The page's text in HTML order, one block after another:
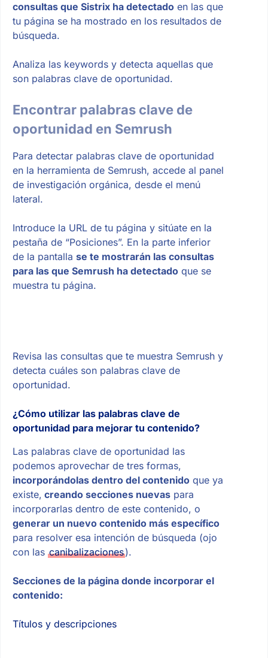
consultas que Sistrix ha detectadoen las que
tu página se ha mostrado en los resultados de
búsqueda.
Analiza las keywords y detecta aquellas que
son palabras clave de oportunidad.
Encontrar palabras clave de
oportunidad en Semrush
Para detectar palabras clave de oportunidad
en la herramienta de Semrush, accede al panel
de investigación orgánica, desde el menú
lateral.
Introduce la URL de tu página y sitúate en la
pestaña de “Posiciones”. En la parte inferior
de la pantalla se te mostrarán las consultas
para las que Semrush ha detectadoque se
muestra tu página.
Revisa las consultas que te muestra Semrush y
detecta cuáles son palabras clave de
oportunidad.
¿Cómo utilizar las palabras clave de
oportunidad para mejorar tu contenido?
Las palabras clave de oportunidad las
podemos aprovechar de tres formas,
incorporándolas dentro del contenidoque ya
existe, creando secciones nuevaspara
incorporarlas dentro de este contenido, o
generar un nuevo contenido más específico
para resolver esa intención de búsqueda (ojo
con las canibalizaciones).
Secciones de la página donde incorporar el
contenido:
Títulos y descripciones